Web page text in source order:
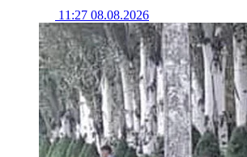
11:27 08.08.2026